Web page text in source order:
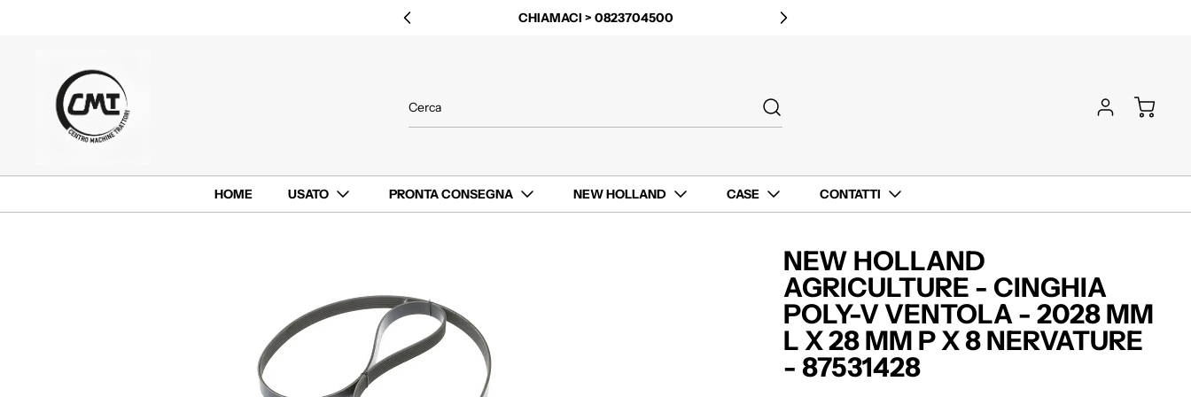
CHIAMACI > 0823704500
HOME USATO PRONTA CONSEGNA NEW HOLLAND CASE CONTATTI
NEW HOLLAND
AGRICULTURE - CINGHIA
POLY-V VENTOLA - 2028 MM
L X 28 MM P X 8 NERVATURE
- 87531428